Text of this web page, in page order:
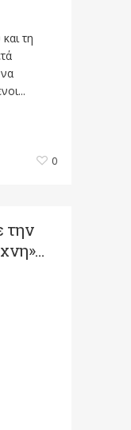
τη
0
την